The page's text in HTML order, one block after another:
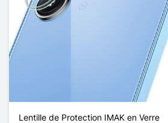
Lentille de Protection IMAK en Verre